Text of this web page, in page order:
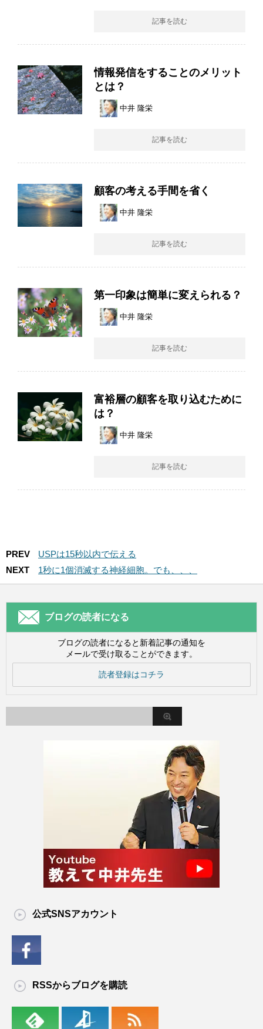
記事を読む
情報発信をすることのメリット
とは？
中井 隆栄
記事を読む
顧客の考える手間を省く
中井 隆栄
記事を読む
第一印象は簡単に変えられる？
中井 隆栄
記事を読む
富裕層の顧客を取り込むために
は？
中井 隆栄
記事を読む
PREV
USPは15秒以内で伝える
NEXT
1秒に1個消滅する神経細胞。でも、、、
ブログの読者になる
ブログの読者になると新着記事の通知を
メールで受け取ることができます。
読者登録はコチラ
公式SNSアカウント
RSSからブログを購読